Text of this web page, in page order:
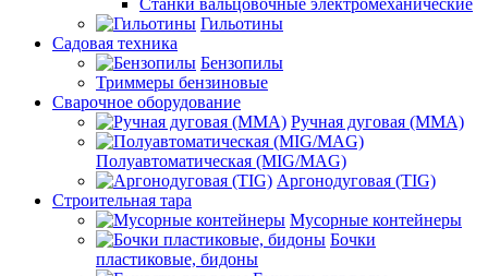
Станки вальцовочные электромеханические
Гильотины
Садовая техника
Бензопилы
Триммеры бензиновые
Сварочное оборудование
Ручная дуговая (MMA)
Полуавтоматическая (MIG/MAG)
Аргонодуговая (TIG)
Строительная тара
Мусорные контейнеры
Бочки
пластиковые, бидоны